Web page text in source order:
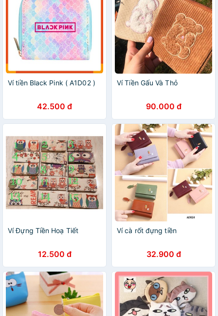
Ví tiền Black Pink ( A1D02 )
42.500 đ
Ví Tiền Gấu Và Thỏ
90.000 đ
Ví Đựng Tiền Hoạ Tiết
12.500 đ
Ví cà rốt đựng tiền
32.900 đ